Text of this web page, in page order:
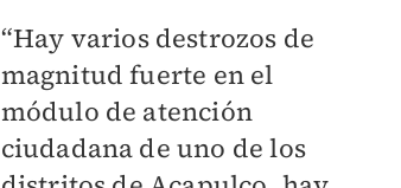
“Hay varios destrozos de
magnitud fuerte en el
módulo de atención
ciudadana de uno de los